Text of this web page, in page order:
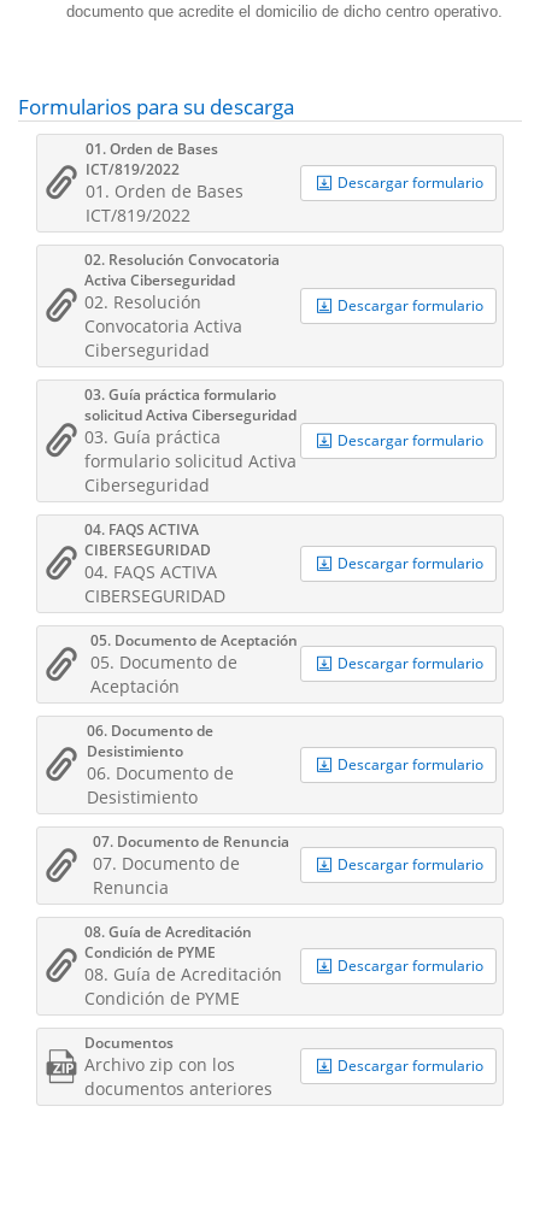
documento que acredite el domicilio de dicho centro operativo.
Formularios para su descarga
01. Orden de Bases
ICT/819/2022
01. Orden de Bases
ICT/819/2022
Descargar formulario
02. Resolución Convocatoria
Activa Ciberseguridad
02. Resolución
Convocatoria Activa
Ciberseguridad
Descargar formulario
03. Guía práctica formulario
solicitud Activa Ciberseguridad
03. Guía práctica
formulario solicitud Activa
Ciberseguridad
Descargar formulario
04. FAQS ACTIVA
CIBERSEGURIDAD
04. FAQS ACTIVA
CIBERSEGURIDAD
Descargar formulario
05. Documento de Aceptación
05. Documento de
Aceptación
Descargar formulario
06. Documento de
Desistimiento
06. Documento de
Desistimiento
Descargar formulario
07. Documento de Renuncia
07. Documento de
Renuncia
Descargar formulario
08. Guía de Acreditación
Condición de PYME
08. Guía de Acreditación
Condición de PYME
Descargar formulario
Documentos
Archivo zip con los
documentos anteriores
Descargar formulario